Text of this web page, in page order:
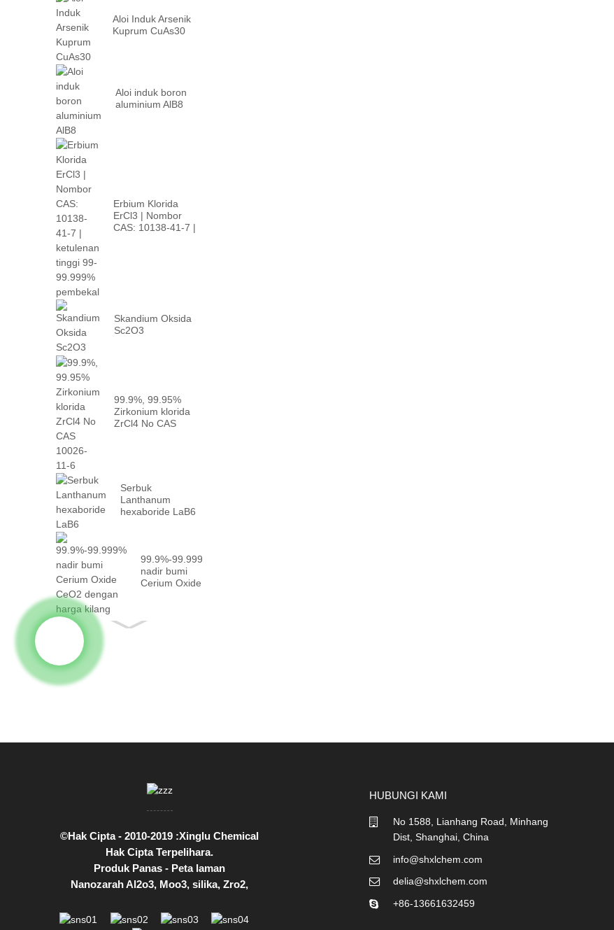
Aloi Induk Arsenik
Kuprum CuAs30
Aloi induk boron
aluminium AlB8
Erbium Klorida
ErCl3 | Nombor
CAS: 10138-41-7 |
Skandium Oksida
Sc2O3
99.9%, 99.95%
Zirkonium klorida
ZrCl4 No CAS
Serbuk
Lanthanum
hexaboride LaB6
99.9%-99.999%
nadir bumi
Cerium Oxide
©Hak Cipta - 2010-2019 :Xinglu Chemical
Hak Cipta Terpelihara.
Produk Panas - Peta laman
Nanozarah Al2o3, Moo3, silika, Zro2,
HUBUNGI KAMI
No 1588, Lianhang Road, Minhang
Dist, Shanghai, China
info@shxlchem.com
delia@shxlchem.com
+86-13661632459